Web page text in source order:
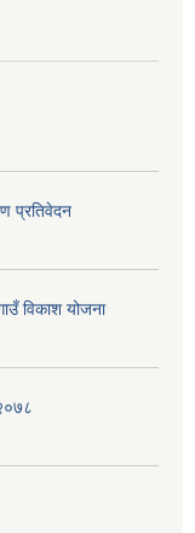
प्रतिवेदन
विकाश योजना